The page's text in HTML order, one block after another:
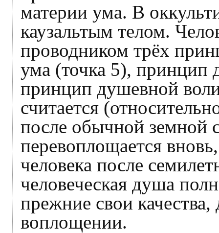
материи ума. В
каузальтым телом.
проводником трёх
ума (точка 5), принцип
принцип душевной
считается
после обычной земной
перевоплощается
человека после
человеческая душа
прежние свои
воплощении.